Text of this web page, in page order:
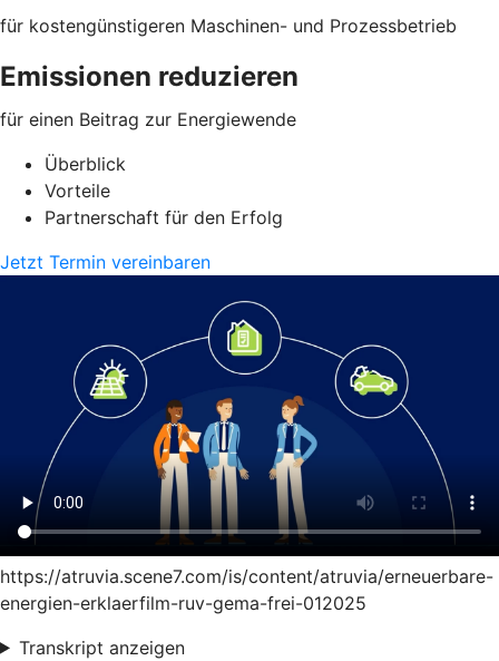
für kostengünstigeren Maschinen- und Prozessbetrieb
Emissionen reduzieren
für einen Beitrag zur Energiewende
Überblick
Vorteile
Partnerschaft für den Erfolg
Jetzt Termin vereinbaren
https://atruvia.scene7.com/is/content/atruvia/erneuerbare-
energien-erklaerfilm-ruv-gema-frei-012025
Transkript anzeigen